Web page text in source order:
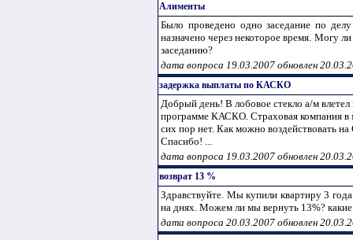
Алименты
Было проведено одно заседание по
назначено через некоторое время. Могу
заседанию?
дата вопроса 19.03.2007 обновлен
задержка выплаты по КАСКО
Добрый день! В лобовое стекло а/м влетел
программе КАСКО. Страховая компания в
сих пор нет. Как можно воздействовать
Спасибо! ...
дата вопроса 19.03.2007 обновлен
возврат 13 %
Здравствуйте. Мы купили квартиру 3
на днях. Можем ли мы вернуть 13%?
дата вопроса 20.03.2007 обновлен